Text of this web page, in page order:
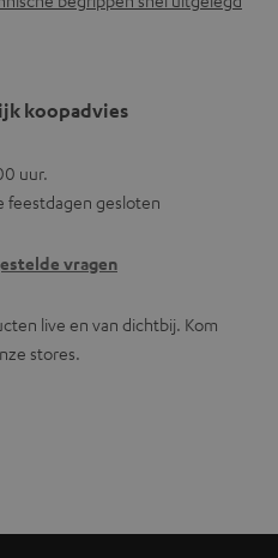
koopadvies
uur.
feestdagen gesloten
vragen
live en van dichtbij. Kom
stores.